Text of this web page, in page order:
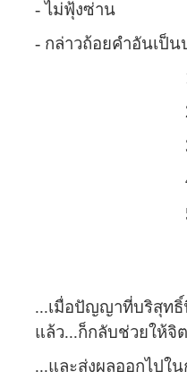
- ไม่ฟุ้งซ่าน
- กล่าวถ้อยคำอันเป็
...เมื่อปัญญาที่บริสุทธิ์
แล้ว...ก็กลับช่วยให้จิ
...และส่งผลออกไปใ